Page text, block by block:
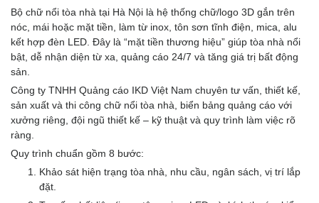
Bộ chữ nổi tòa nhà tại Hà Nội là hệ thống chữ/logo 3D gắn trên
nóc, mái hoặc mặt tiền, làm từ inox, tôn sơn tĩnh điện, mica, alu
kết hợp đèn LED. Đây là “mặt tiền thương hiệu” giúp tòa nhà nổi
bật, dễ nhận diện từ xa, quảng cáo 24/7 và tăng giá trị bất động
sản.
Công ty TNHH Quảng cáo IKD Việt Nam chuyên tư vấn, thiết kế,
sản xuất và thi công chữ nổi tòa nhà, biển bảng quảng cáo với
xưởng riêng, đội ngũ thiết kế – kỹ thuật và quy trình làm việc rõ
ràng.
Quy trình chuẩn gồm 8 bước:
Khảo sát hiện trạng tòa nhà, nhu cầu, ngân sách, vị trí lắp
đặt.